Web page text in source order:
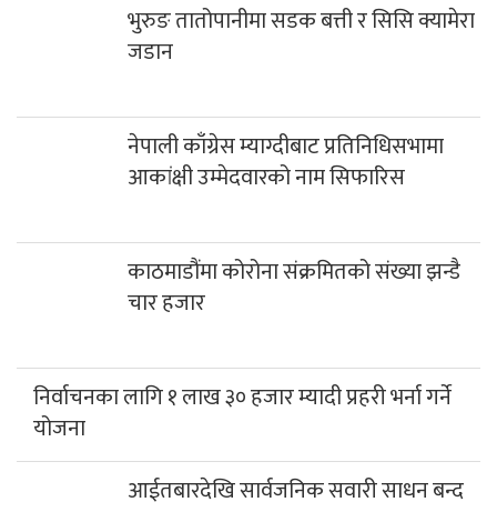
भुरुङ तातोपानीमा सडक बत्ती र सिसि क्यामेरा
जडान
नेपाली काँग्रेस म्याग्दीबाट प्रतिनिधिसभामा
आकांक्षी उम्मेदवारको नाम सिफारिस
काठमाडौंमा कोरोना संक्रमितको संख्या झन्डै
चार हजार
निर्वाचनका लागि १ लाख ३० हजार म्यादी प्रहरी भर्ना गर्ने
योजना
आईतबारदेखि सार्वजनिक सवारी साधन बन्द